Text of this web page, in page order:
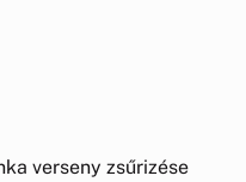
verseny zsűrizése